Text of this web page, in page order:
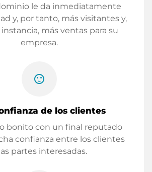
le da inmediatamente
y, por tanto, más visitantes y,
más ventas para su
empresa.
sentiment_satisfied
de los clientes
bonito con un final reputado
confianza entre los clientes
partes interesadas.